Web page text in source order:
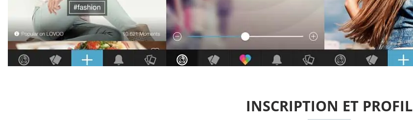
INSCRIPTION ET PROFIL